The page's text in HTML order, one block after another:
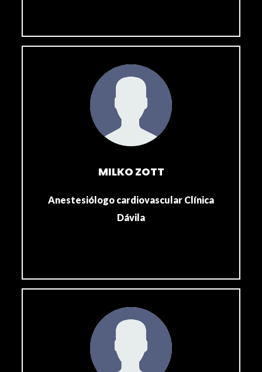
MILKO ZOTT
Anestesiólogo cardiovascular Clínica
Dávila